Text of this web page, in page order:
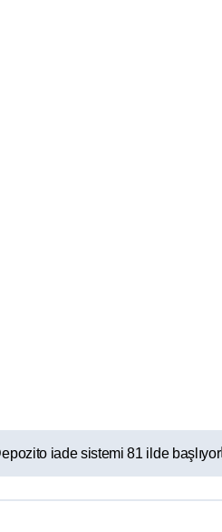
iade sistemi 81 ilde başlıyor